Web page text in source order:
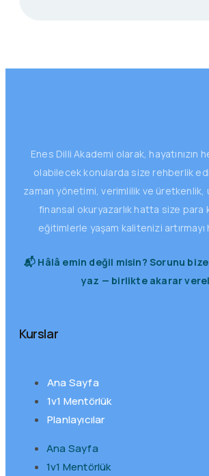
Enes Dilli Akademi olarak, hayatınızın
olabilecek konularda size rehberlik
zaman yönetimi, verimlilik ve üretkenlik,
finansal okuryazarlık hatta size para
eğitimlerle yaşam kalitenizi artırmayı
📬 Hâlâ emin değil misin? Sorunu
yaz — birlikte akarar
Kurslar
Ana Sayfa
1v1 Mentörlük
Planlayıcılar
Ana Sayfa
1v1 Mentörlük